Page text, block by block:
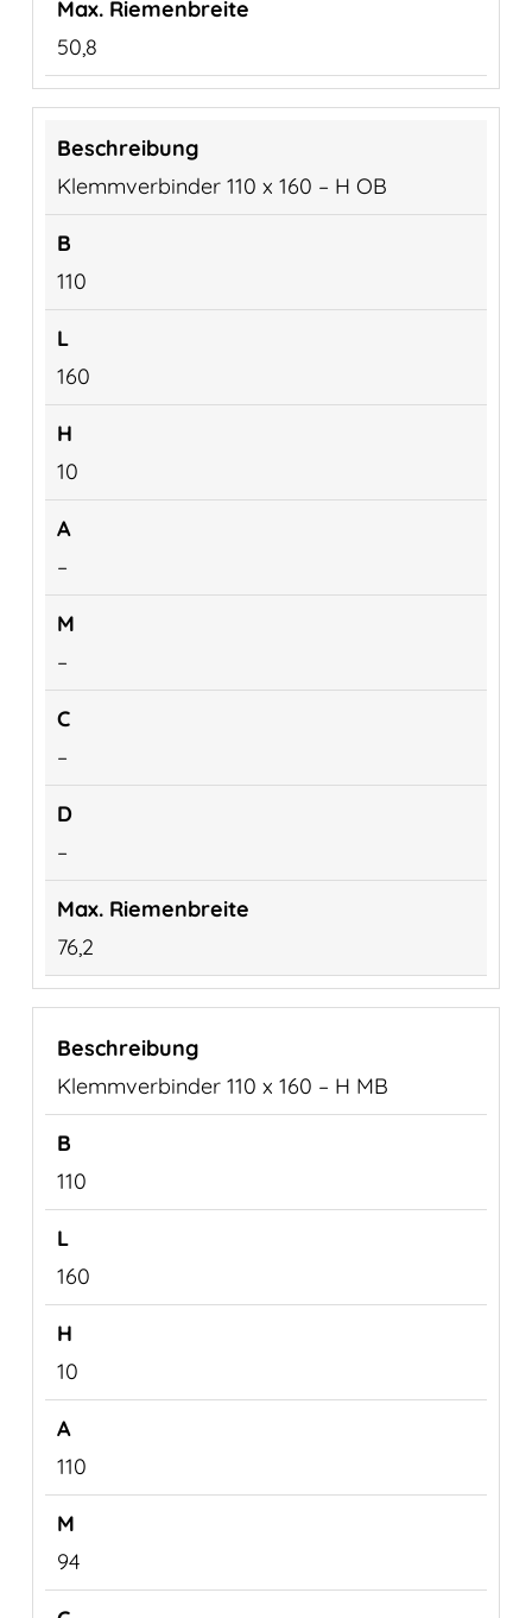
50,8
Klemmverbinder 110 x 160 – H OB
110
160
10
–
–
–
–
76,2
Klemmverbinder 110 x 160 – H MB
110
160
10
110
94